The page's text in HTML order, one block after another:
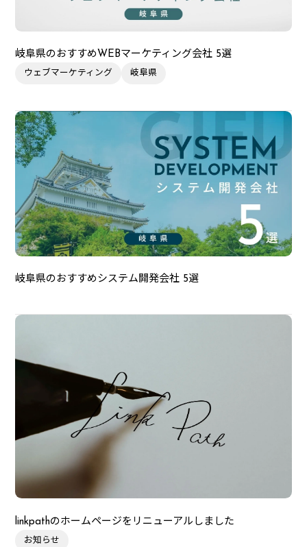
岐阜県のおすすめWEBマーケティング会社 5選
ウェブマーケティング 岐阜県
岐阜県のおすすめシステム開発会社 5選
linkpathのホームページをリニューアルしました
お知らせ